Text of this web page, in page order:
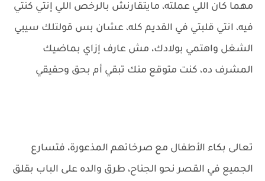
مهما كان اللي عملته، مايتقارنش بالرخص اللي إنتي كنتي
فيه، انتي قلبتي في القديم كله، عشان بس قولتلك سيبي
الشغل واهتمي بولادك، مش عارف إزاي بماضيك
المشرف ده، كنت متوقع منك تبقي أم بحق وحقيقي
تعالى بكاء الأطفال مع صرخاتهم المذعورة، فتسارع
الجميع في القصر نحو الجناح، طرق والده على الباب بقلق